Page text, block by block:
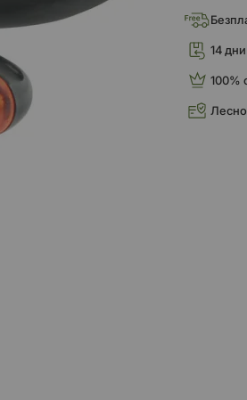
14
100%